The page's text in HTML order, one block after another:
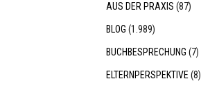
AUS DER PRAXIS (87)
BLOG (1.989)
BUCHBESPRECHUNG (7)
ELTERNPERSPEKTIVE(8)